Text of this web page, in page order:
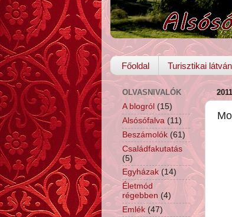
Főoldal Turisztikai
OLVASNIVALÓK
A blogról (15)
Alsósófalva (11)
Beszámolók (61)
Családfakutatás
(5)
Egyházak (14)
Életmód
régebben (4)
Emlék (47)